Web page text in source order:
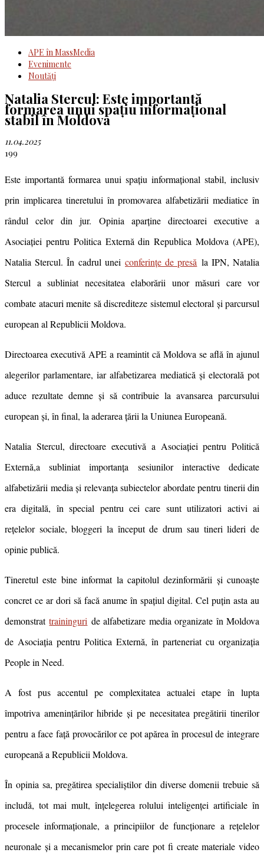
APE în MassMedia
Evenimente
Noutăţi
Natalia Stercul: Este importantă
formarea unui spațiu informațional
stabil în Moldova
11.04.2025
199
Este importantă formarea unui spațiu informațional stabil, inclusiv
prin implicarea tineretului în promovarea alfabetizării mediatice în
rândul celor din jur. Opinia aparține directoarei executive a
Asociației pentru Politica Externă din Republica Moldova (APE),
Natalia Stercul. În cadrul unei conferințe de presă la IPN, Natalia
Stercul a subliniat necesitatea elaborării unor măsuri care vor
combate atacuri menite să discrediteze sistemul electoral și parcursul
european al Republicii Moldova.
Directoarea executivă APE a reamintit că Moldova se află în ajunul
alegerilor parlamentare, iar alfabetizarea mediatică și electorală pot
aduce rezultate demne și să contribuie la avansarea parcursului
european și, în final, la aderarea țării la Uniunea Europeană.
Natalia Stercul, directoare executivă a Asociației pentru Politică
Externă,a subliniat importanța sesiunilor interactive dedicate
alfabetizării media și relevanța subiectelor abordate pentru tinerii din
era digitală, în special pentru cei care sunt utilizatori activi ai
rețelelor sociale, bloggeri la început de drum sau tineri lideri de
opinie publică.
Tineretul este bine informat la capitolul dezinformării și cunoaște
concret ce ar dori să facă anume în spațiul digital. Cel puțin asta au
demonstrattraininguri de alfabetizare media organizate în Moldova
de Asociația pentru Politica Externă, în parteneriat cu organizația
People in Need.
A fost pus accentul pe complexitatea actualei etape în lupta
împotriva amenințărilor hibride și pe necesitatea pregătirii tinerilor
pentru a face față provocărilor ce pot apărea în procesul de integrare
europeană a Republicii Moldova.
În opinia sa, pregătirea specialiștilor din diverse domenii trebuie să
includă, tot mai mult, înțelegerea rolului inteligenței artificiale în
procesele informaționale, a principiilor de funcționare a rețelelor
neuronale și a mecanismelor prin care pot fi create materiale video